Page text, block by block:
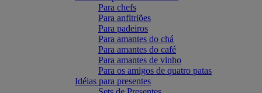
Para chefs
Para anfitriões
Para padeiros
Para amantes do chá
Para amantes do café
Para amantes de vinho
Para os amigos de quatro patas
Idéias para presentes